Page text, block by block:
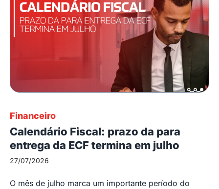
Financeiro
Calendário Fiscal: prazo da para
entrega da ECF termina em julho
27/07/2026
O mês de julho marca um importante período do